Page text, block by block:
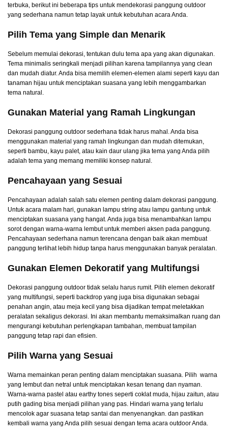
terbuka, berikut ini beberapa tips untuk mendekorasi panggung outdoor
yang sederhana namun tetap layak untuk kebutuhan acara Anda.
Pilih Tema yang Simple dan Menarik
Sebelum memulai dekorasi, tentukan dulu tema apa yang akan digunakan.
Tema minimalis seringkali menjadi pilihan karena tampilannya yang clean
dan mudah diatur. Anda bisa memilih elemen-elemen alami seperti kayu dan
tanaman hijau untuk menciptakan suasana yang lebih menggambarkan
tema natural.
Gunakan Material yang Ramah Lingkungan
Dekorasi panggung outdoor sederhana tidak harus mahal. Anda bisa
menggunakan material yang ramah lingkungan dan mudah ditemukan,
seperti bambu, kayu palet, atau kain daur ulang jika tema yang Anda pilih
adalah tema yang memang memiliki konsep natural.
Pencahayaan yang Sesuai
Pencahayaan adalah salah satu elemen penting dalam dekorasi panggung.
Untuk acara malam hari, gunakan lampu string atau lampu gantung untuk
menciptakan suasana yang hangat. Anda juga bisa menambahkan lampu
sorot dengan warna-warna lembut untuk memberi aksen pada panggung.
Pencahayaan sederhana namun terencana dengan baik akan membuat
panggung terlihat lebih hidup tanpa harus menggunakan banyak peralatan.
Gunakan Elemen Dekoratif yang Multifungsi
Dekorasi panggung outdoor tidak selalu harus rumit. Pilih elemen dekoratif
yang multifungsi, seperti backdrop yang juga bisa digunakan sebagai
penahan angin, atau meja kecil yang bisa dijadikan tempat meletakkan
peralatan sekaligus dekorasi. Ini akan membantu memaksimalkan ruang dan
mengurangi kebutuhan perlengkapan tambahan, membuat tampilan
panggung tetap rapi dan efisien.
Pilih Warna yang Sesuai
Warna memainkan peran penting dalam menciptakan suasana. Pilih warna
yang lembut dan netral untuk menciptakan kesan tenang dan nyaman.
Warna-warna pastel atau earthy tones seperti coklat muda, hijau zaitun, atau
putih gading bisa menjadi pilihan yang pas. Hindari warna yang terlalu
mencolok agar suasana tetap santai dan menyenangkan. dan pastikan
kembali warna yang Anda pilih sesuai dengan tema acara outdoor Anda.